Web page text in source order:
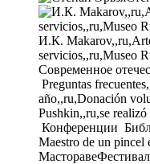
И.К.
servicios,,ru,Museo
Современное
Preguntas
año,,ru,Donación
Pushkin,,ru,se
Конференции
Maestro de un pincel
Мастораве